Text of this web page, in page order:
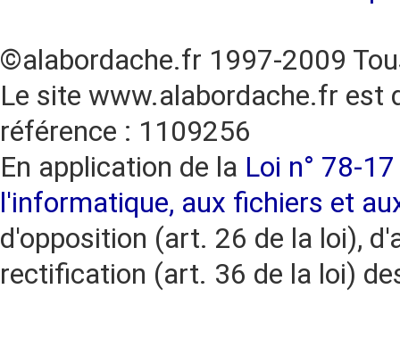
©alabordache.fr 1997-2009
Le site www.alabordache.fr est
référence : 1109256
En application de la Loi n° 78-
l'informatique, aux fichiers et
d'opposition (art. 26 de la loi),
rectification (art. 36 de la loi)